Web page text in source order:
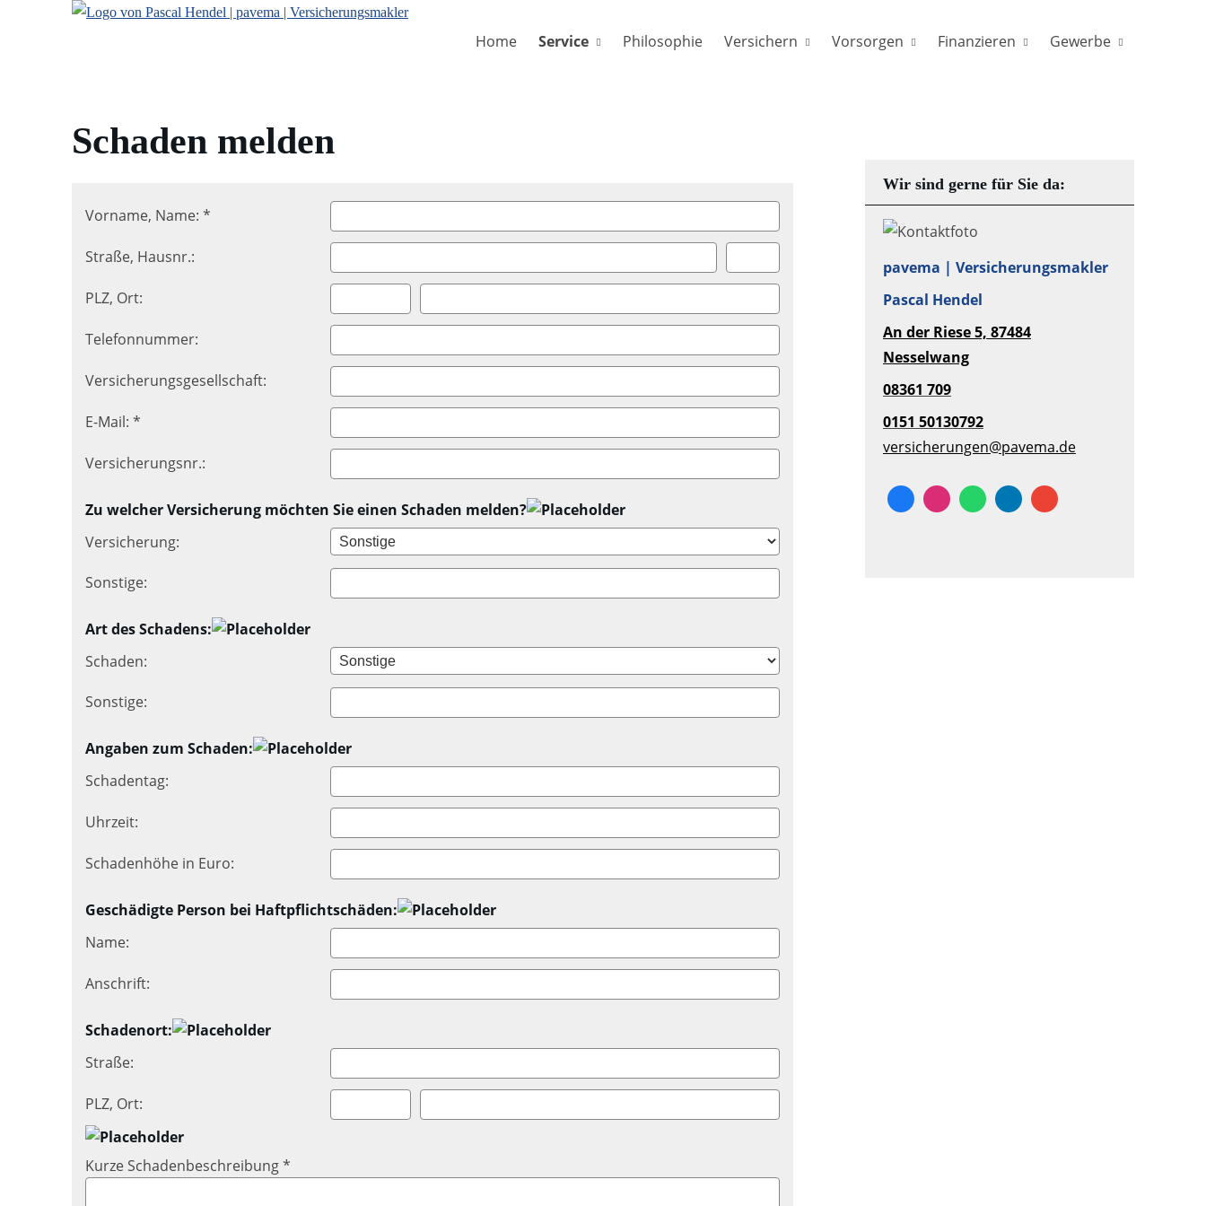
Home Service Philosophie Versichern Vorsorgen Finanzieren Gewerbe
Wir sind gerne für Sie da:
pavema | Versicherungsmakler
Pascal Hendel
An der Riese 5, 87484
Nesselwang
08361 709
0151 50130792
versicherungen@pavema.de
Schaden melden
Vorname, Name: *
Straße, Hausnr.:
PLZ, Ort:
Telefonnummer:
Versicherungsgesellschaft:
E-Mail: *
Versicherungsnr.:
Zu welcher Versicherung möchten Sie einen Schaden melden?
Versicherung:
Sonstige:
Art des Schadens:
Schaden:
Sonstige:
Angaben zum Schaden:
Schadentag:
Uhrzeit:
Schadenhöhe in Euro:
Geschädigte Person bei Haftpflichtschäden:
Name:
Anschrift:
Schadenort:
Straße:
PLZ, Ort:
Kurze Schadenbeschreibung *